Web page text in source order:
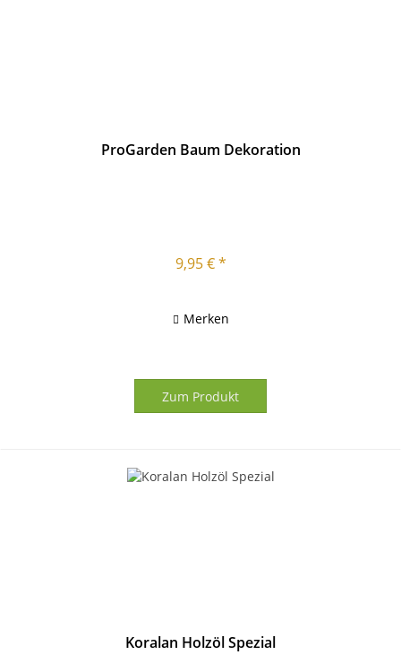
ProGarden Baum Dekoration
9,95 € *
Merken
Zum Produkt
Koralan Holzöl Spezial